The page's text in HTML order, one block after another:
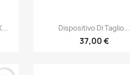
Anteprima
Dispositivo Di Taglio...
37,00 €